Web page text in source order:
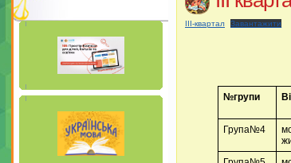
ІІІ-квартал Завантажити
№групи
Група№4